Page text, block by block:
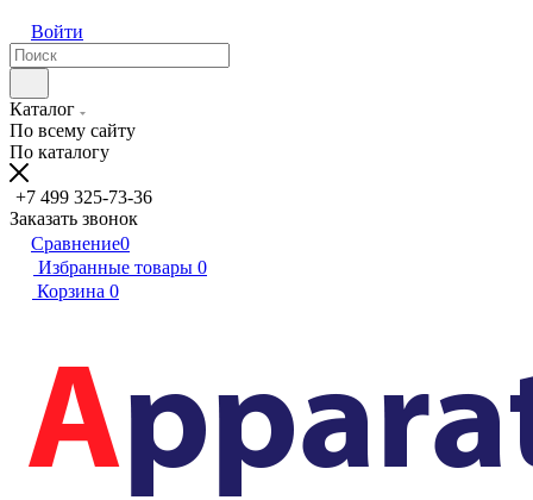
Войти
Каталог
По всему сайту
По каталогу
+7 499 325-73-36
Заказать звонок
Сравнение0
Избранные товары 0
Корзина 0